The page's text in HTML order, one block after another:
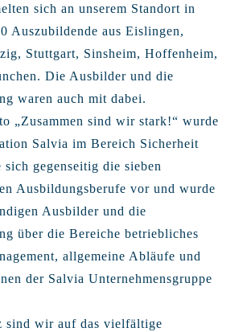
sich an unserem Standort in
Auszubildende aus Eislingen,
Stuttgart, Sinsheim, Hoffenheim,
Die Ausbilder und die
waren auch mit dabei.
„Zusammen sind wir stark!“ wurde
Salvia im Bereich Sicherheit
sich gegenseitig die sieben
Ausbildungsberufe vor und wurde
Ausbilder und die
über die Bereiche betriebliches
allgemeine Abläufe und
der Salvia Unternehmensgruppe
sind wir auf das vielfältige